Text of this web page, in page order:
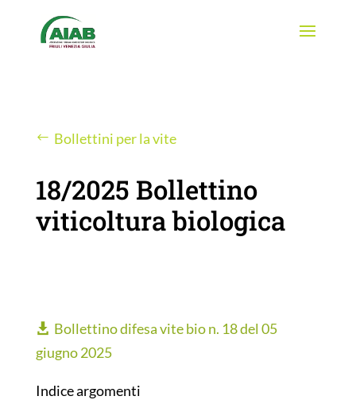
Bollettini per la vite
18/2025 Bollettino
viticoltura biologica
Bollettino difesa vite bio n. 18 del 05
giugno 2025
Indice argomenti